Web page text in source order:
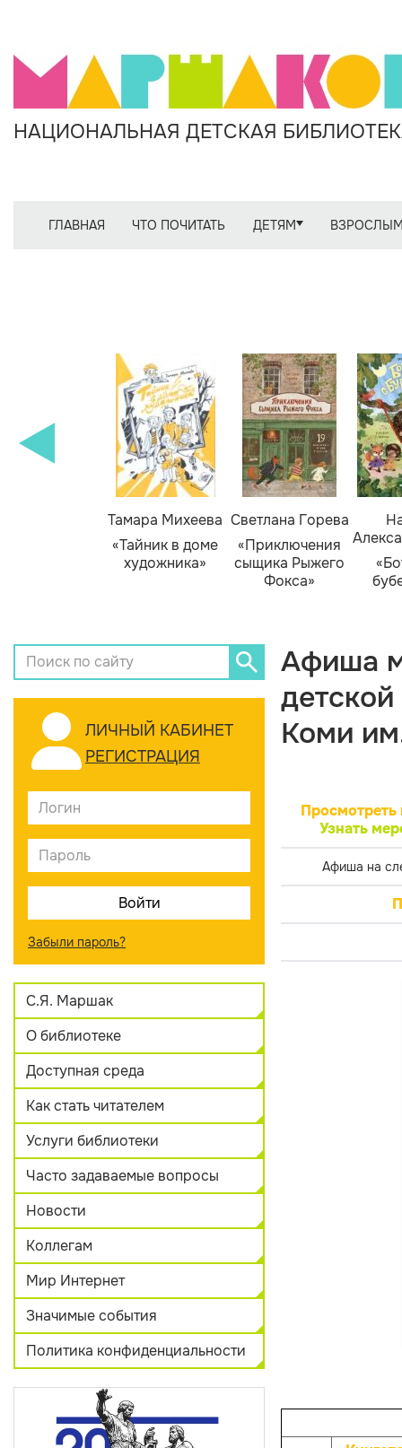
НАЦИОНАЛЬНАЯ ДЕТСКАЯ
ГЛАВНАЯ ЧТО ПОЧИТАТЬ ДЕТЯМ
Тамара Михеева
«Тайник в доме
художника»
Светлана Горева
«Приключения
сыщика Рыжего
Фокса»
ЛИЧНЫЙ КАБИНЕТ
РЕГИСТРАЦИЯ
Забыли пароль?
С.Я. Маршак
О библиотеке
Доступная среда
Как стать читателем
Услуги библиотеки
Часто задаваемые вопросы
Новости
Коллегам
Мир Интернет
Значимые события
Политика конфиденциальности
Афиша
Коми
Просмотреть
Узнать
Афиша на